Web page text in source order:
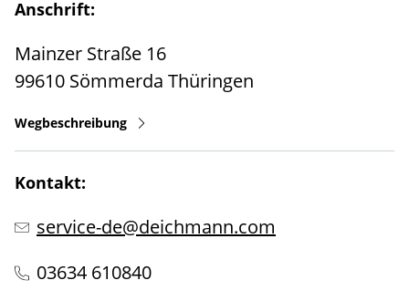
Anschrift:
Mainzer Straße 16
99610 Sömmerda Thüringen
Wegbeschreibung
Kontakt:
service-de@deichmann.com
03634 610840